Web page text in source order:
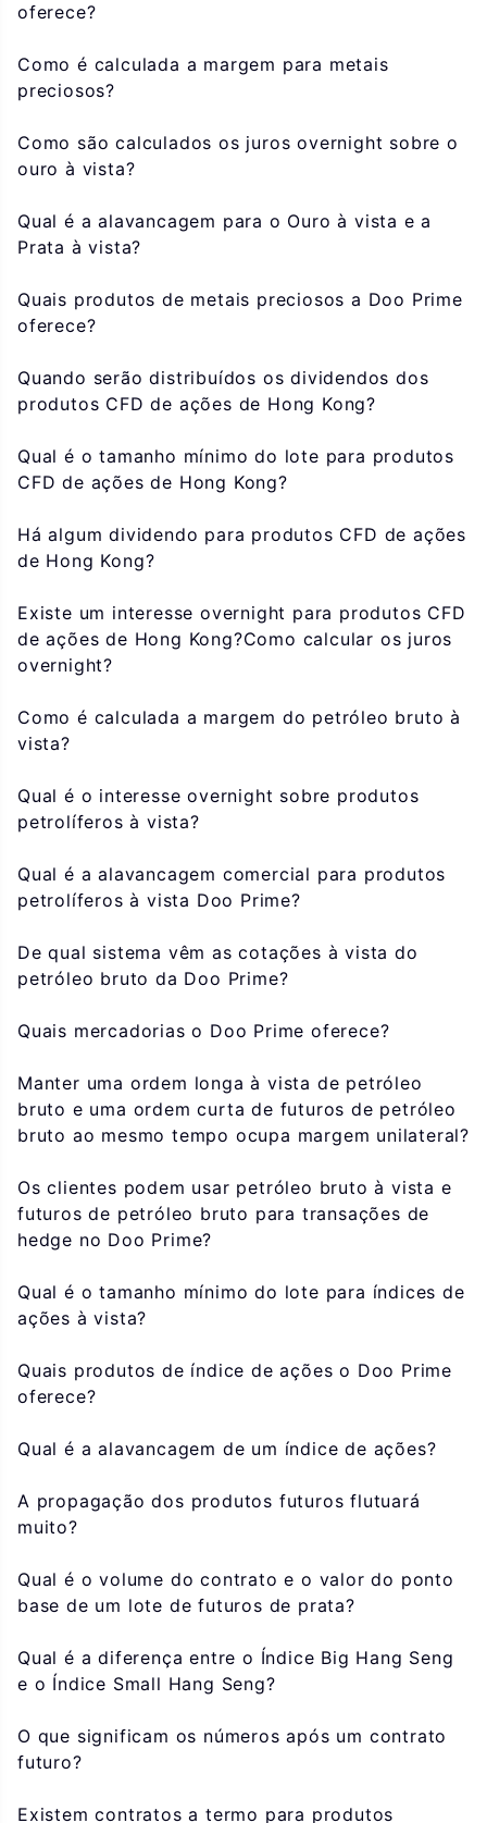
oferece?
Como é calculada a margem para metais
preciosos?
Como são calculados os juros overnight sobre o
ouro à vista?
Qual é a alavancagem para o Ouro à vista e a
Prata à vista?
Quais produtos de metais preciosos a Doo Prime
oferece?
Quando serão distribuídos os dividendos dos
produtos CFD de ações de Hong Kong?
Qual é o tamanho mínimo do lote para produtos
CFD de ações de Hong Kong?
Há algum dividendo para produtos CFD de ações
de Hong Kong?
Existe um interesse overnight para produtos CFD
de ações de Hong Kong?Como calcular os juros
overnight?
Como é calculada a margem do petróleo bruto à
vista?
Qual é o interesse overnight sobre produtos
petrolíferos à vista?
Qual é a alavancagem comercial para produtos
petrolíferos à vista Doo Prime?
De qual sistema vêm as cotações à vista do
petróleo bruto da Doo Prime?
Quais mercadorias o Doo Prime oferece?
Manter uma ordem longa à vista de petróleo
bruto e uma ordem curta de futuros de petróleo
bruto ao mesmo tempo ocupa margem unilateral?
Os clientes podem usar petróleo bruto à vista e
futuros de petróleo bruto para transações de
hedge no Doo Prime?
Qual é o tamanho mínimo do lote para índices de
ações à vista?
Quais produtos de índice de ações o Doo Prime
oferece?
Qual é a alavancagem de um índice de ações?
A propagação dos produtos futuros flutuará
muito?
Qual é o volume do contrato e o valor do ponto
base de um lote de futuros de prata?
Qual é a diferença entre o Índice Big Hang Seng
e o Índice Small Hang Seng?
O que significam os números após um contrato
futuro?
Existem contratos a termo para produtos